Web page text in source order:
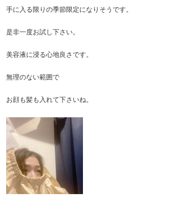
手に入る限りの季節限定になりそうです。
是非一度お試し下さい。
美容液に浸る心地良さです。
無理のない範囲で
お顔も髪も入れて下さいね。